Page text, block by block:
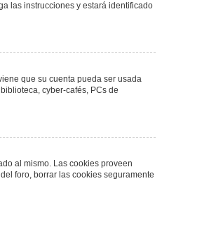
las instrucciones y estará identificado
que su cuenta pueda ser usada
cyber-cafés, PCs de
al mismo. Las cookies proveen
foro, borrar las cookies seguramente